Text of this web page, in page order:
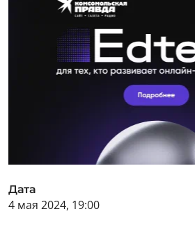
Дата
4 мая 2024, 19:00